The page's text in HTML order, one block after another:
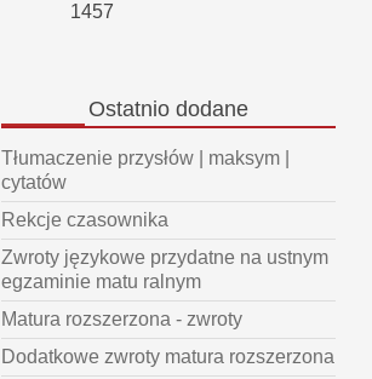
1457
Ostatnio dodane
Tłumaczenie przysłów | maksym |
cytatów
Rekcje czasownika
Zwroty językowe przydatne na ustnym
egzaminie matu ralnym
Matura rozszerzona - zwroty
Dodatkowe zwroty matura rozszerzona